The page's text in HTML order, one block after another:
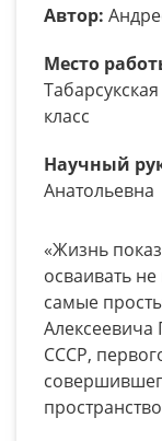
Автор:
Место
класс
Научный
Анатольевна
«Жизнь
осваивать
самые
Алексеевича
СССР,